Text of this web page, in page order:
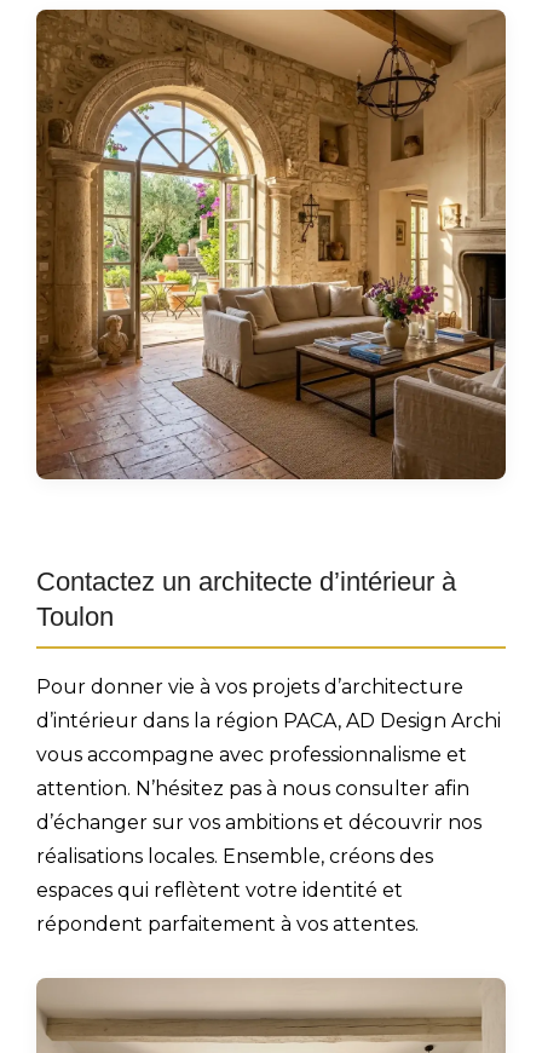
Contactez un architecte d’intérieur à
Toulon
Pour donner vie à vos projets d’architecture
d’intérieur dans la région PACA, AD Design Archi
vous accompagne avec professionnalisme et
attention. N’hésitez pas à nous consulter afin
d’échanger sur vos ambitions et découvrir nos
réalisations locales. Ensemble, créons des
espaces qui reflètent votre identité et
répondent parfaitement à vos attentes.